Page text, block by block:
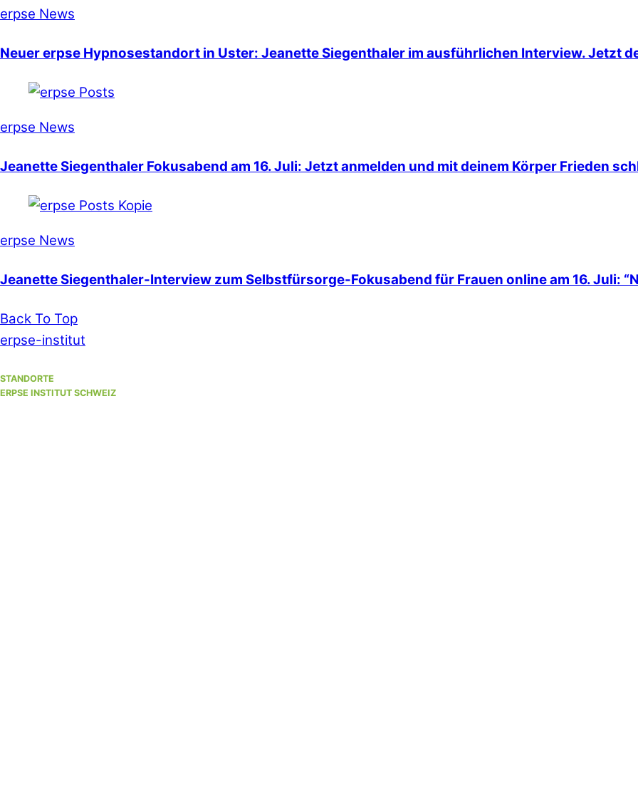
erpse News
Neuer erpse Hypnosestandort in Uster: Jeanette Siegenthaler im ausführlichen Interview. Jetzt
erpse News
Jeanette Siegenthaler Fokusabend am 16. Juli: Jetzt anmelden und mit deinem Körper Frieden
erpse News
Jeanette Siegenthaler-Interview zum Selbstfürsorge-Fokusabend für Frauen online am 16. Juli:
Back To Top
erpse-institut
STANDORTE
ERPSE INSTITUT SCHWEIZ